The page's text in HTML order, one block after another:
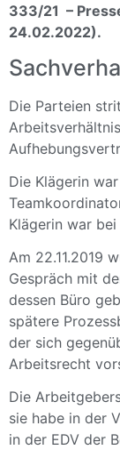
333/21 –
24.02.2022).
Die Parteien
Die Klägerin
Klägerin war
Am 22.11.2019
Gespräch mit
dessen Büro
spätere
der sich
Arbeitsrecht
Die
sie habe in der
in der EDV der